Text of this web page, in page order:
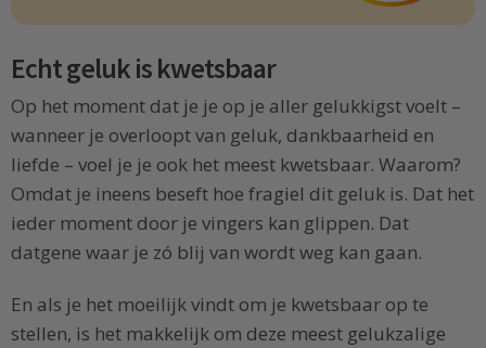
Echt geluk is kwetsbaar
Op het moment dat je je op je aller gelukkigst voelt –
wanneer je overloopt van geluk, dankbaarheid en
liefde – voel je je ook het meest kwetsbaar. Waarom?
Omdat je ineens beseft hoe fragiel dit geluk is. Dat het
ieder moment door je vingers kan glippen. Dat
datgene waar je zó blij van wordt weg kan gaan.
En als je het moeilijk vindt om je kwetsbaar op te
stellen, is het makkelijk om deze meest gelukzalige